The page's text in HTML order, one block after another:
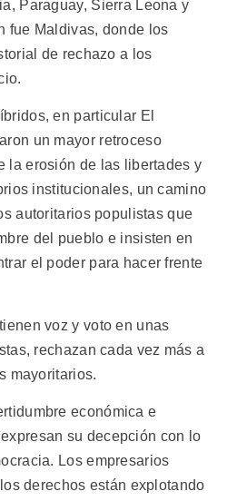
Paraguay, Sierra Leona y
fue Maldivas, donde los
de rechazo a los
en particular El
un mayor retroceso
la erosión de las libertades y
institucionales, un camino
autoritarios populistas que
del pueblo e insisten en
el poder para hacer frente
voz y voto en unas
rechazan cada vez más a
mayoritarios.
económica e
su decepción con lo
Los empresarios
derechos están explotando